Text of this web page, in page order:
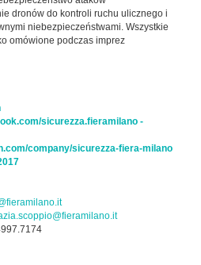
dronów do kontroli ruchu ulicznego i
niebezpieczeństwami. Wszystkie
omówione podczas imprez
sicurezza.fieramilano -
company/sicurezza-fiera-milano